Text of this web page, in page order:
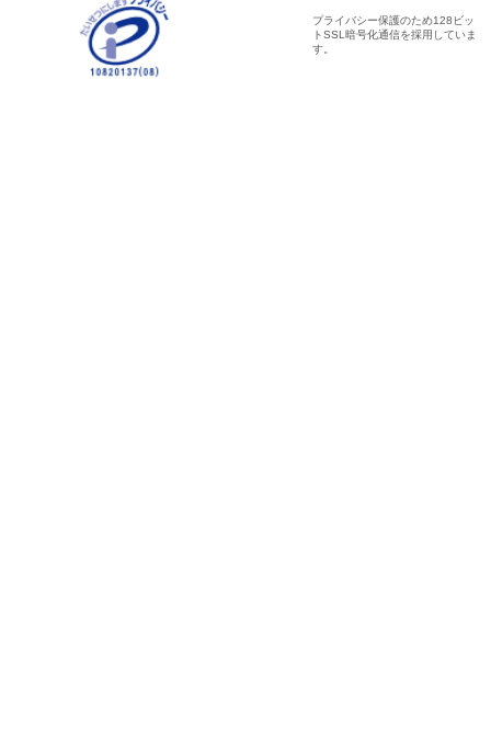
プライバシー保護のため128ビッ
トSSL暗号化通信を採用していま
す。